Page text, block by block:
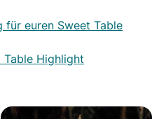
für euren Sweet Table
Highlight